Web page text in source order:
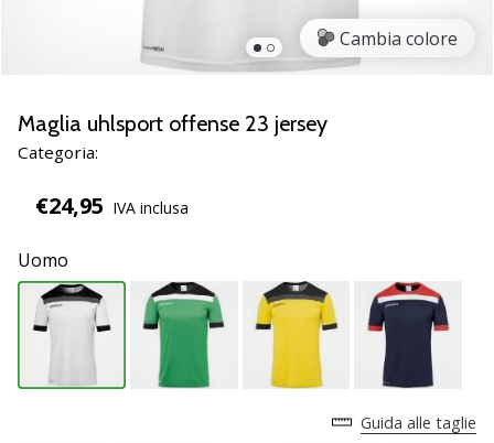
da
pallamano
PUMA
NITRO
5!
Conosci
gli
aggiornamenti
tecnici
e
Cambia colore
Maglia uhlsport offense 23 jersey
Categoria:
€24,95 IVA inclusa
Uomo
Guida alle taglie